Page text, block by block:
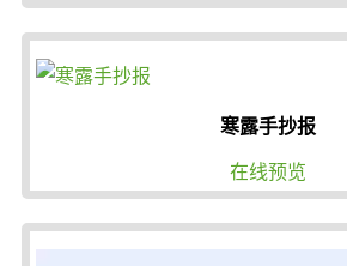
寒露手抄报
在线预览